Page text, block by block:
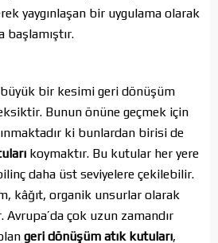
yaygınlaşan bir uygulama olarak
bir kesimi geri dönüşüm
Bunun önüne geçmek için
ki bunlardan birisi de
koymaktır. Bu kutular her yere
daha üst seviyelere çekilebilir.
kâğıt, organik unsurlar olarak
Avrupa’da çok uzun zamandır
geri dönüşüm atık kutuları,